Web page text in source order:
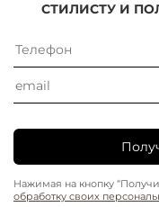
СТИЛИСТУ И
Нажимая на кнопку
обработку своих